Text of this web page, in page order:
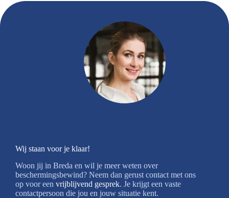
Wij staan voor je klaar!
Woon jij in Breda en wil je meer weten over
beschermingsbewind? Neem dan gerust contact met ons
op voor een vrijblijvend gesprek. Je krijgt een vaste
contactpersoon die jou en jouw situatie kent.